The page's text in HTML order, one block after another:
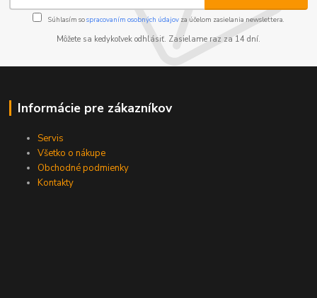
Súhlasím sospracovaním osobných údajov za účelom zasielania newslettera.
Môžete sa kedykoľvek odhlásiť. Zasielame raz za 14 dní.
Informácie pre zákazníkov
Servis
Všetko o nákupe
Obchodné podmienky
Kontakty